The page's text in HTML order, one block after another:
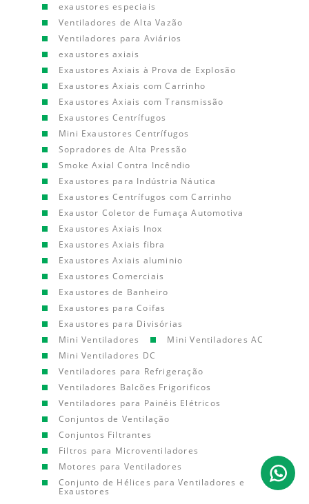
exaustores especiais
Ventiladores de Alta Vazão
Ventiladores para Aviários
exaustores axiais
Exaustores Axiais à Prova de Explosão
Exaustores Axiais com Carrinho
Exaustores Axiais com Transmissão
Exaustores Centrífugos
Mini Exaustores Centrífugos
Sopradores de Alta Pressão
Smoke Axial Contra Incêndio
Exaustores para Indústria Náutica
Exaustores Centrífugos com Carrinho
Exaustor Coletor de Fumaça Automotiva
Exaustores Axiais Inox
Exaustores Axiais fibra
Exaustores Axiais aluminio
Exaustores Comerciais
Exaustores de Banheiro
Exaustores para Coifas
Exaustores para Divisórias
Mini Ventiladores
Mini Ventiladores AC
Mini Ventiladores DC
Ventiladores para Refrigeração
Ventiladores Balcões Frigorificos
Ventiladores para Painéis Elétricos
Conjuntos de Ventilação
Conjuntos Filtrantes
Filtros para Microventiladores
Motores para Ventiladores
Conjunto de Hélices para Ventiladores e
Exaustores